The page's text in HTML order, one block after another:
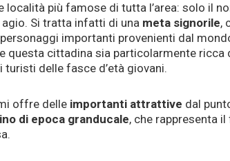
località più famose di tutta l’area: solo il
Si tratta infatti di una meta signorile,
importanti provenienti dal
questa cittadina sia particolarmente ricca
delle fasce d’età giovani.
offre delle importanti attrattive dal
di epoca granducale, che rappresenta